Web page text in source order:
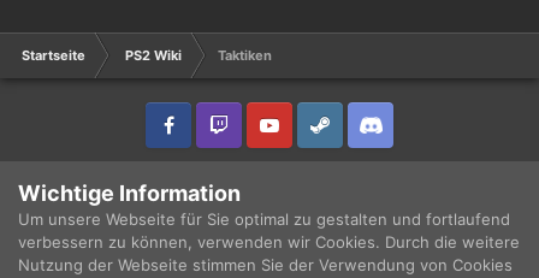
Startseite PS2 Wiki Taktiken
Copyright © 2003 - 2021 DRUCKWELLE e.V. -
Powered by Invision Community
Wichtige Information
Um unsere Webseite für Sie optimal zu gestalten und fortlaufend
verbessern zu können, verwenden wir Cookies. Durch die weitere
Nutzung der Webseite stimmen Sie der Verwendung von Cookies